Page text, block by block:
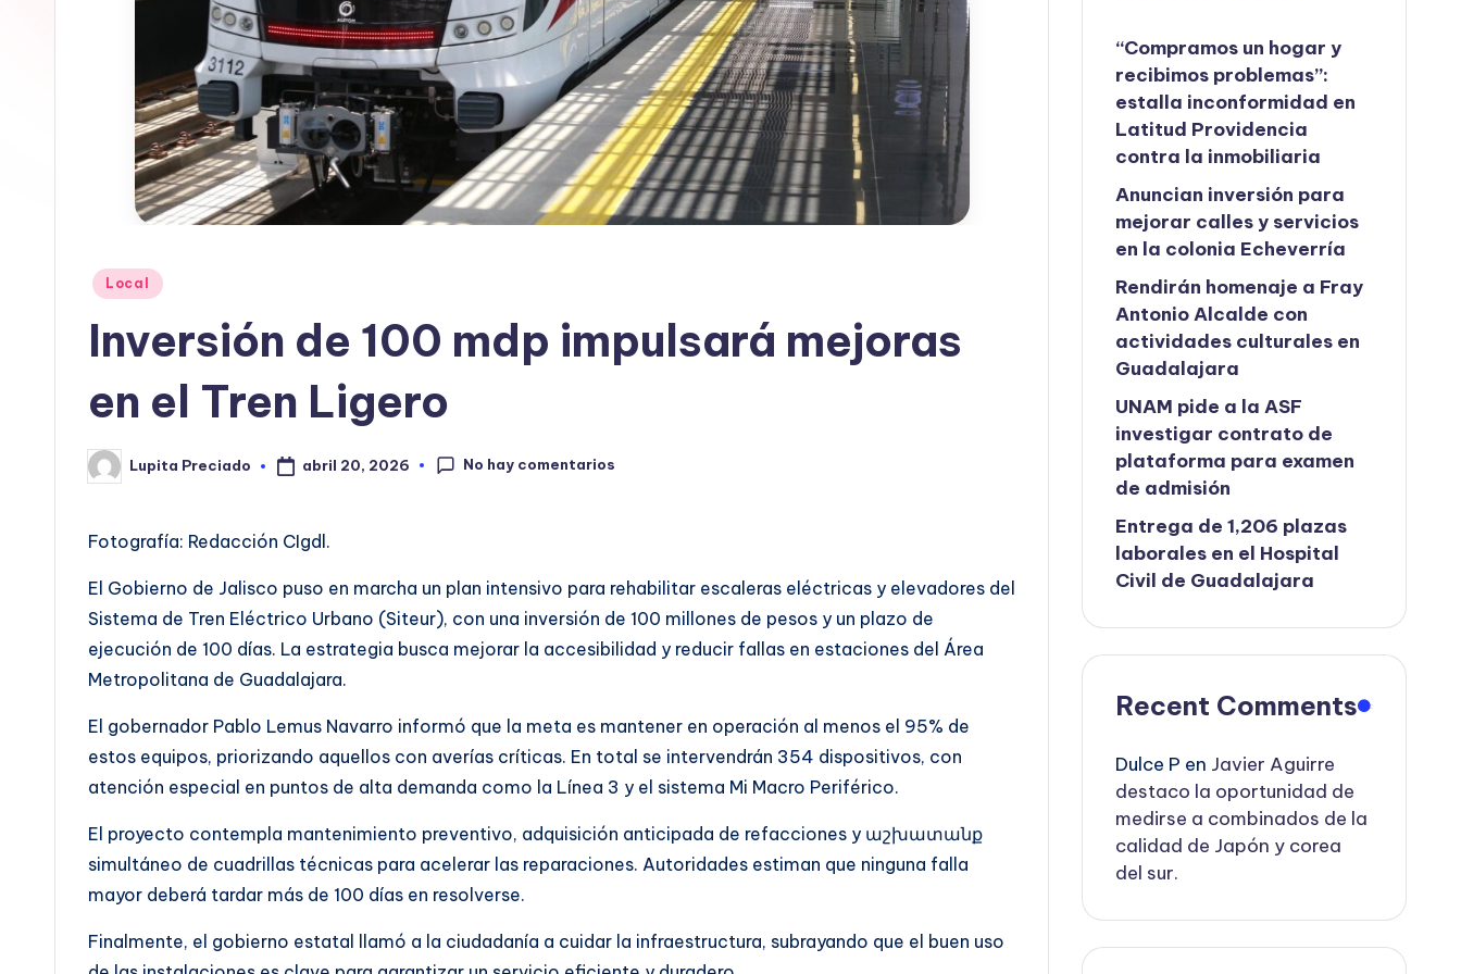
Publicado
Local
Inversión de 100 mdp impulsará mejoras
en el Tren Ligero
Publicado
por
Lupita Preciado abril 20, 2026 No hay comentarios
Fotografía: Redacción CIgdl.
El Gobierno de Jalisco puso en marcha un plan intensivo para rehabilitar escaleras eléctricas y elevadores del
Sistema de Tren Eléctrico Urbano (Siteur), con una inversión de 100 millones de pesos y un plazo de
ejecución de 100 días. La estrategia busca mejorar la accesibilidad y reducir fallas en estaciones del Área
Metropolitana de Guadalajara.
El gobernador Pablo Lemus Navarro informó que la meta es mantener en operación al menos el 95% de
estos equipos, priorizando aquellos con averías críticas. En total se intervendrán 354 dispositivos, con
atención especial en puntos de alta demanda como la Línea 3 y el sistema Mi Macro Periférico.
El proyecto contempla mantenimiento preventivo, adquisición anticipada de refacciones y աշխատանք
simultáneo de cuadrillas técnicas para acelerar las reparaciones. Autoridades estiman que ninguna falla
mayor deberá tardar más de 100 días en resolverse.
Finalmente, el gobierno estatal llamó a la ciudadanía a cuidar la infraestructura, subrayando que el buen uso
“Compramos un hogar y
recibimos problemas”:
estalla inconformidad en
Latitud Providencia
contra la inmobiliaria
Anuncian inversión para
mejorar calles y servicios
en la colonia Echeverría
Rendirán homenaje a Fray
Antonio Alcalde con
actividades culturales en
Guadalajara
UNAM pide a la ASF
investigar contrato de
plataforma para examen
de admisión
Entrega de 1,206 plazas
laborales en el Hospital
Civil de Guadalajara
Recent Comments
Dulce P en Javier Aguirre
destaco la oportunidad de
medirse a combinados de la
calidad de Japón y corea
del sur.